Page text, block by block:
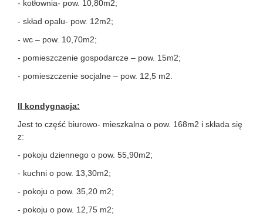
- kotłownia- pow. 10,80m2;
- skład opalu- pow. 12m2;
- wc – pow. 10,70m2;
- pomieszczenie gospodarcze – pow. 15m2;
- pomieszczenie socjalne – pow. 12,5 m2.
II kondygnacja:
Jest to część biurowo- mieszkalna o pow. 168m2 i składa się
z:
- pokoju dziennego o pow. 55,90m2;
- kuchni o pow. 13,30m2;
- pokoju o pow. 35,20 m2;
- pokoju o pow. 12,75 m2;